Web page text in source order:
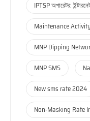
IPTSP অপারেটর:
Maintenance
MNP Dipping
MNP SMS
New sms rate 2024
Non-Masking Rate